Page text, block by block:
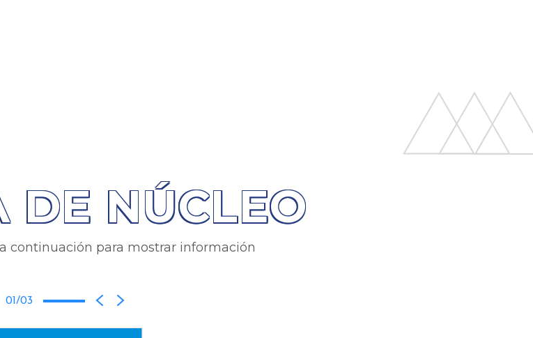
DE NÚCLEO
continuación para mostrar información
01/03